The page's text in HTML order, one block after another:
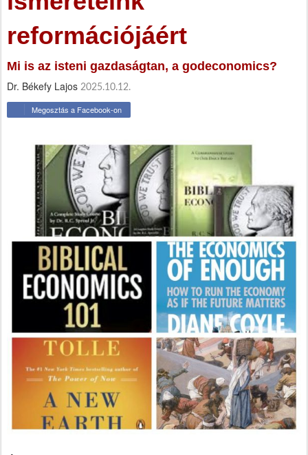
reformációjáért
Mi is az isteni gazdaságtan, a godeconomics?
Dr. Békefy Lajos 2025.10.12.
Megosztás a Facebook-on